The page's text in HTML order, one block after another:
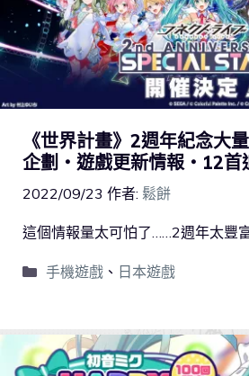
《世界計畫》2週年紀念大
企劃・遊戲更新情報・12首
2022/09/23 作者: 鬆餅
這個情報量太可怕了……2週年太豐
手機遊戲、 日本遊戲